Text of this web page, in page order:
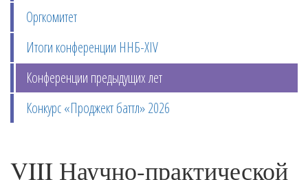
Оргкомитет
Итоги конференции ННБ-XIV
Конференции предыдущих лет
Конкурс «Проджект баттл» 2026
VIII Научно-практической